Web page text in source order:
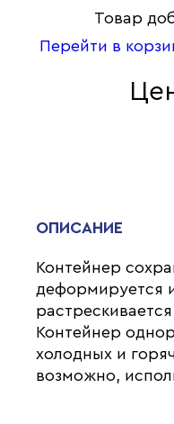
Товар
Перейти в
ОПИСАНИЕ
Контейнер
деформируется
Контейнер
холодных и
возможно,